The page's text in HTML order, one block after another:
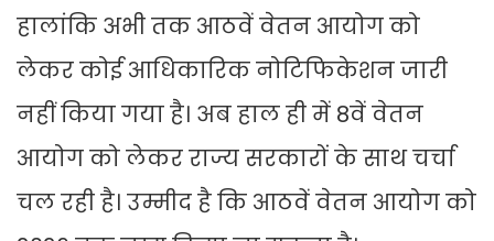
हालांक‍ि अभी तक आठवें वेतन आयोग को
लेकर कोई आध‍िकार‍िक नोट‍िफ‍िकेशन जारी
नहीं क‍िया गया है। अब हाल ही में 8वें वेतन
आयोग को लेकर राज्य सरकारों के साथ चर्चा
चल रही है। उम्मीद है कि आठवें वेतन आयोग को